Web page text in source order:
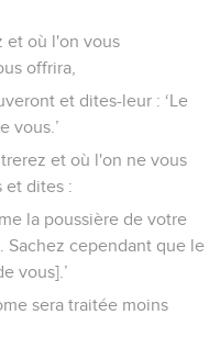
et où l'on vous
offrira,
et dites-leur : ‘Le
vous.’
et où l'on ne vous
et dites :
la poussière de votre
Sachez cependant que le
vous].’
sera traitée moins